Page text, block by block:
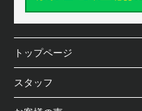
トップページ
スタッフ